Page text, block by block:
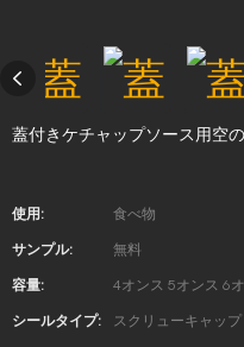
蓋付きケチャップソース用空
使用: 食べ物
サンプル: 無料
容量: 4オンス 5オンス 6
シールタイプ: スクリューキャップ